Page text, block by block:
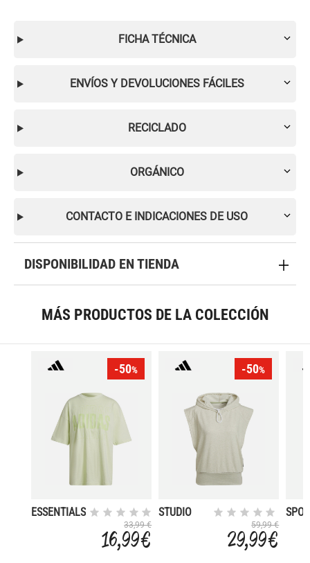
FICHA TÉCNICA
ENVÍOS Y DEVOLUCIONES FÁCILES
RECICLADO
ORGÁNICO
CONTACTO E INDICACIONES DE USO
DISPONIBILIDAD EN TIENDA
MÁS PRODUCTOS DE LA COLECCIÓN
-50%
ESSENTIALS
33,99 €
16,99 €
-50%
STUDIO
59,99 €
29,99 €